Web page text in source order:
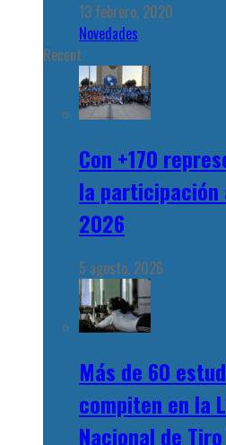
13 febrero, 2020
Novedades
Recent
Con +170
la participación
2026
5 agosto, 2026
Más de 60
compiten en la
Nacional de